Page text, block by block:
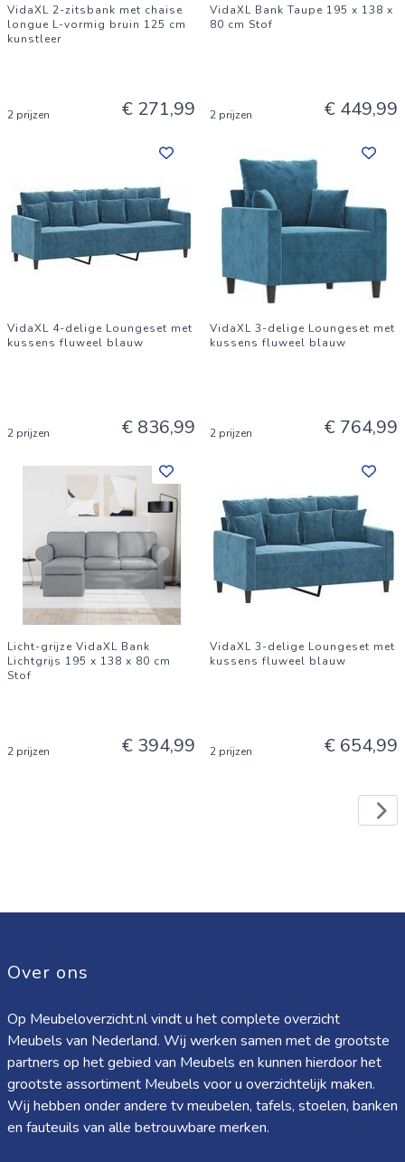
VidaXL 2-zitsbank met chaise
longue L-vormig bruin 125 cm
kunstleer
2 prijzen € 271,99
VidaXL Bank Taupe 195 x 138 x
80 cm Stof
2 prijzen € 449,99
VidaXL 4-delige Loungeset met
kussens fluweel blauw
2 prijzen € 836,99
VidaXL 3-delige Loungeset met
kussens fluweel blauw
2 prijzen € 764,99
Licht-grijze VidaXL Bank
Lichtgrijs 195 x 138 x 80 cm
Stof
2 prijzen € 394,99
VidaXL 3-delige Loungeset met
kussens fluweel blauw
2 prijzen € 654,99
Over ons
Op Meubeloverzicht.nl vindt u het complete overzicht
Meubels van Nederland. Wij werken samen met de grootste
partners op het gebied van Meubels en kunnen hierdoor het
grootste assortiment Meubels voor u overzichtelijk maken.
Wij hebben onder andere tv meubelen, tafels, stoelen, banken
en fauteuils van alle betrouwbare merken.